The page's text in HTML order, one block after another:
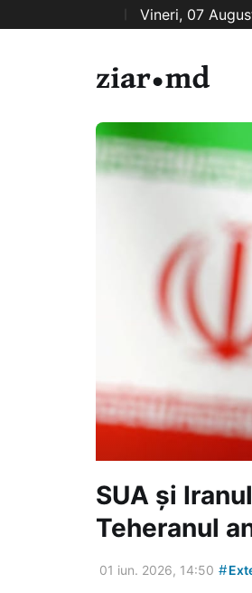
Vineri, 07
SUA și
Teheranul
01 iun. 2026, 14:50 #